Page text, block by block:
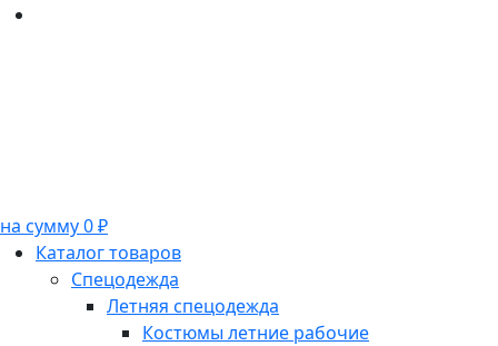
на сумму 0 ₽
Каталог товаров
Спецодежда
Летняя спецодежда
Костюмы летние рабочие